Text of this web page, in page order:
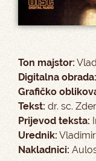
Ton majstor:
Digitalna obrada:
Grafičko
Tekst: dr. sc.
Prijevod teksta:
Urednik:
Nakladnici: